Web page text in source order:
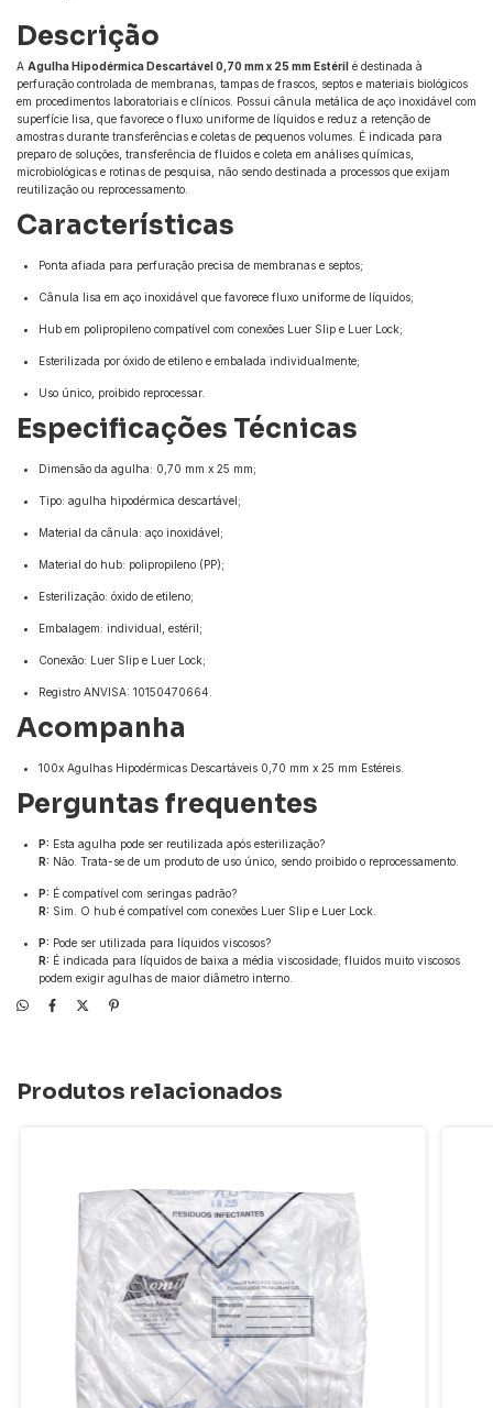
Descrição
A Agulha Hipodérmica Descartável 0,70 mm x 25 mm Estéril é destinada à
perfuração controlada de membranas, tampas de frascos, septos e materiais biológicos
em procedimentos laboratoriais e clínicos. Possui cânula metálica de aço inoxidável com
superfície lisa, que favorece o fluxo uniforme de líquidos e reduz a retenção de
amostras durante transferências e coletas de pequenos volumes. É indicada para
preparo de soluções, transferência de fluidos e coleta em análises químicas,
microbiológicas e rotinas de pesquisa, não sendo destinada a processos que exijam
reutilização ou reprocessamento.
Características
Ponta afiada para perfuração precisa de membranas e septos;
Cânula lisa em aço inoxidável que favorece fluxo uniforme de líquidos;
Hub em polipropileno compatível com conexões Luer Slip e Luer Lock;
Esterilizada por óxido de etileno e embalada individualmente;
Uso único, proibido reprocessar.
Especificações Técnicas
Dimensão da agulha: 0,70 mm x 25 mm;
Tipo: agulha hipodérmica descartável;
Material da cânula: aço inoxidável;
Material do hub: polipropileno (PP);
Esterilização: óxido de etileno;
Embalagem: individual, estéril;
Conexão: Luer Slip e Luer Lock;
Registro ANVISA: 10150470664.
Acompanha
100x Agulhas Hipodérmicas Descartáveis 0,70 mm x 25 mm Estéreis.
Perguntas frequentes
P: Esta agulha pode ser reutilizada após esterilização?
R: Não. Trata-se de um produto de uso único, sendo proibido o reprocessamento.
P: É compatível com seringas padrão?
R: Sim. O hub é compatível com conexões Luer Slip e Luer Lock.
P: Pode ser utilizada para líquidos viscosos?
R: É indicada para líquidos de baixa a média viscosidade; fluidos muito viscosos
podem exigir agulhas de maior diâmetro interno.
Produtos relacionados